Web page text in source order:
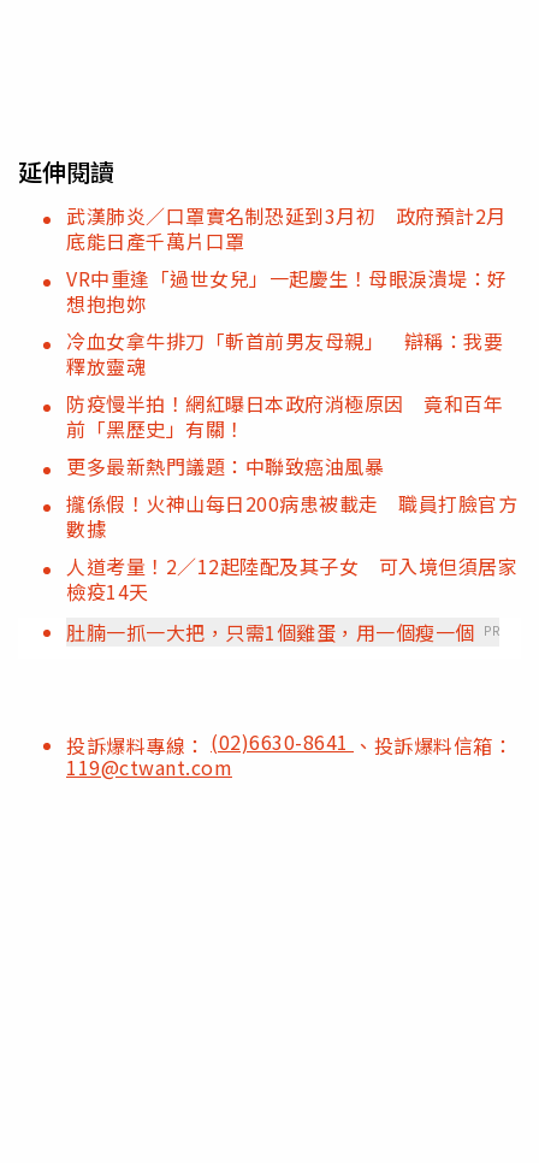
延伸閱讀
武漢肺炎／口罩實名制恐延到3月初 政府預計2月
底能日產千萬片口罩
VR中重逢「過世女兒」一起慶生！母眼淚潰堤：好
想抱抱妳
冷血女拿牛排刀「斬首前男友母親」 辯稱：我要
釋放靈魂
防疫慢半拍！網紅曝日本政府消極原因 竟和百年
前「黑歷史」有關！
更多最新熱門議題：中聯致癌油風暴
攏係假！火神山每日200病患被載走 職員打臉官方
數據
人道考量！2／12起陸配及其子女 可入境但須居家
檢疫14天
肚腩一抓一大把，只需1個雞蛋，用一個瘦一個 PR
投訴爆料專線： (02)6630-8641 、投訴爆料信箱：
119@ctwant.com